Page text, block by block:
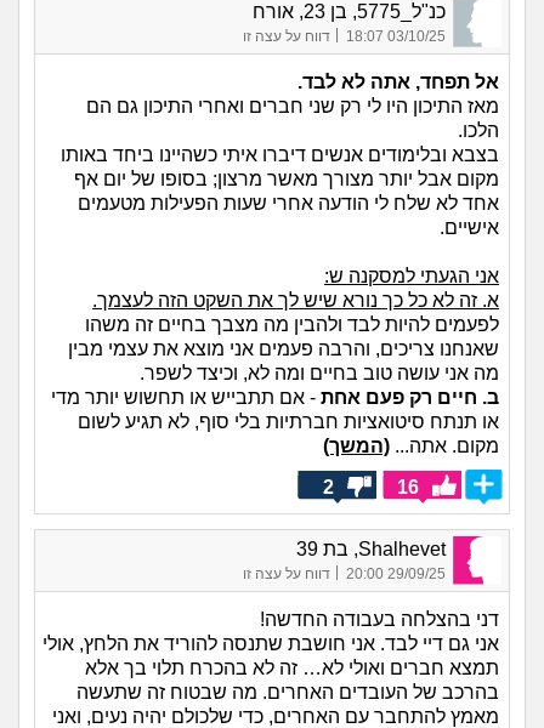
כנ"ל_5775, בן 23, אורח
03/10/25 18:07 דווח על עצה זו
אל תפחד, אתה לא לבד.
מאז התיכון היו לי רק שני חברים ואחרי התיכון גם הם
הלכו.
בצבא ובלימודים אנשים דיברו איתי כשהיינו ביחד באותו
מקום אבל יותר מצורך מאשר מרצון; בסופו של יום אף
אחד לא שלח לי הודעה אחרי שעות הפעילות מטעמים
אישיים.
אני הגעתי למסקנה ש:
א. זה לא כל כך נורא שיש לך את השקט הזה לעצמך.
לפעמים להיות לבד ולהבין מה מצבך בחיים זה משהו
שאנחנו צריכים, והרבה פעמים אני מוצא את עצמי מבין
מה אני עושה טוב בחיים ומה לא, וכיצד לשפר.
ב. חיים רק פעם אחת - אם תתבייש או תחשוש יותר מדי
או תנתח סיטואציות חברתיות בלי סוף, לא תגיע לשום
מקום. אתה... (המשך)
16
2
Shalhevet, בת 39
29/09/25 20:00
| דווח על עצה זו
דני בהצלחה בעבודה החדשה!
אני גם דיי לבד. אני חושבת שתנסה להוריד את הלחץ, אולי
תמצא חברים ואולי לא… זה לא בהכרח תלוי בך אלא
בהרכב של העובדים האחרים. מה שבטוח זה שתעשה
מאמץ להתחבר עם האחרים, כדי שלכולם יהיה נעים, ואני